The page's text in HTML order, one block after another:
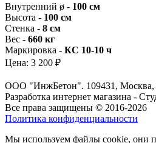
Внутренний ø - 100 см
Высота - 100 см
Стенка - 8 см
Вес - 660 кг
Маркировка - КС 10-10 ч
Цена: 3 200 ₽
ООО "ИнжБетон". 109431, Москва,
Разработка интернет магазина -
Все права защищены © 2016-2026
Политика конфиденциальности
Мы используем файлы cookie, они